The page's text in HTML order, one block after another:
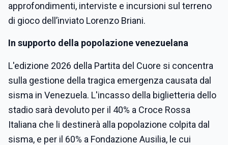
approfondimenti, interviste e incursioni sul terreno
di gioco dell’inviato Lorenzo Briani.
In supporto della popolazione venezuelana
L'edizione 2026 della Partita del Cuore si concentra
sulla gestione della tragica emergenza causata dal
sisma in Venezuela. L'incasso della biglietteria dello
stadio sarà devoluto per il 40% a Croce Rossa
Italiana che li destinerà alla popolazione colpita dal
sisma, e per il 60% a Fondazione Ausilia, le cui